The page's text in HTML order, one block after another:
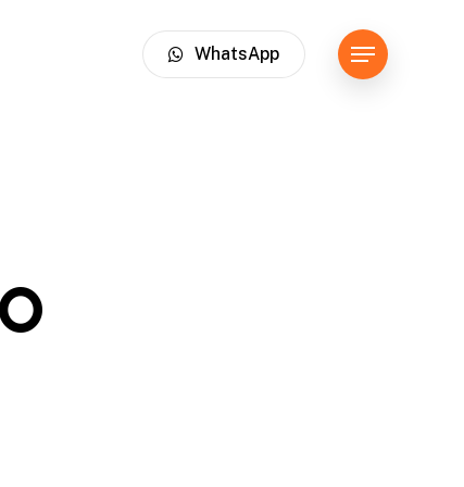
WhatsApp Menu